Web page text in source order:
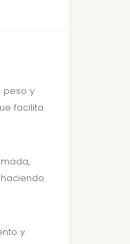
peso y
facilita
y